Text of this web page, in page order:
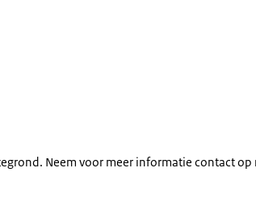
Neem voor meer informatie contact op